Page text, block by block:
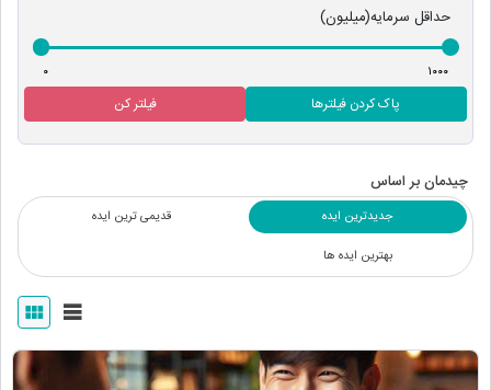
حداقل سرمایه(میلیون)
پاک کردن فیلترها فیلتر کن
چیدمان بر اساس
جدیدترین ایده
قدیمی ترین ایده
بهترین ایده ها